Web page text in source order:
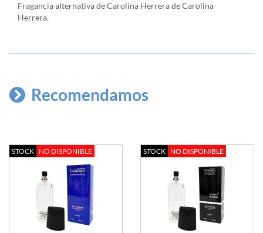
Fragancia alternativa de Carolina Herrera de Carolina
Herrera.
Recomendamos
STOCK NO DISPONIBLE STOCK NO DISPONIBLE